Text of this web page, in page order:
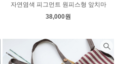
자연염색 피그먼트 원피스형 앞치마
38,000원